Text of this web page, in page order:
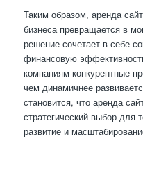
Таким образом, аренда
бизнеса превращается в
решение сочетает в себе
финансовую
компаниям конкурентные
чем динамичнее
становится, что аренда
стратегический выбор для
развитие и